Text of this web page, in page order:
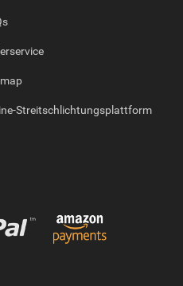
Streitschlichtungsplattform